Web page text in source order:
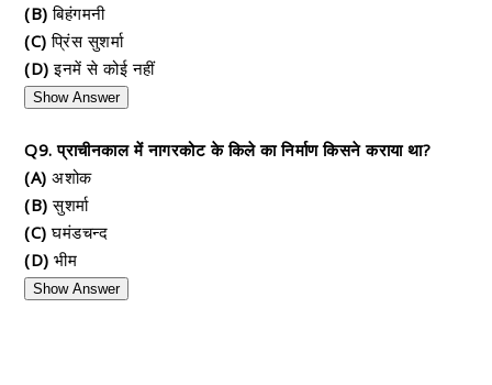
(B) बिहंगमनी
(C) प्रिंस सुशर्मा
(D) इनमें से कोई नहीं
Show Answer
Q9. प्राचीनकाल में नागरकोट के किले का निर्माण किसने कराया था?
(A) अशोक
(B) सुशर्मा
(C) घमंडचन्द
(D) भीम
Show Answer